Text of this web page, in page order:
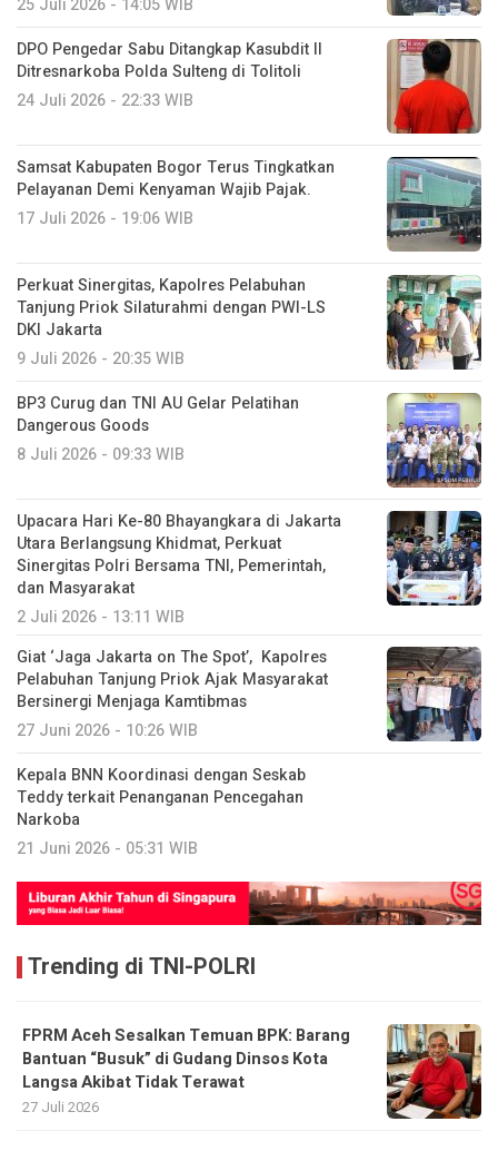
25 Juli 2026 - 14:05 WIB
DPO Pengedar Sabu Ditangkap Kasubdit II
Ditresnarkoba Polda Sulteng di Tolitoli
24 Juli 2026 - 22:33 WIB
Samsat Kabupaten Bogor Terus Tingkatkan
Pelayanan Demi Kenyaman Wajib Pajak.
17 Juli 2026 - 19:06 WIB
Perkuat Sinergitas, Kapolres Pelabuhan
Tanjung Priok Silaturahmi dengan PWI-LS
DKI Jakarta
9 Juli 2026 - 20:35 WIB
BP3 Curug dan TNI AU Gelar Pelatihan
Dangerous Goods
8 Juli 2026 - 09:33 WIB
Upacara Hari Ke-80 Bhayangkara di Jakarta
Utara Berlangsung Khidmat, Perkuat
Sinergitas Polri Bersama TNI, Pemerintah,
dan Masyarakat
2 Juli 2026 - 13:11 WIB
Giat ‘Jaga Jakarta on The Spot’, Kapolres
Pelabuhan Tanjung Priok Ajak Masyarakat
Bersinergi Menjaga Kamtibmas
27 Juni 2026 - 10:26 WIB
Kepala BNN Koordinasi dengan Seskab
Teddy terkait Penanganan Pencegahan
Narkoba
21 Juni 2026 - 05:31 WIB
Trending di TNI-POLRI
FPRM Aceh Sesalkan Temuan BPK: Barang
Bantuan “Busuk” di Gudang Dinsos Kota
Langsa Akibat Tidak Terawat
27 Juli 2026